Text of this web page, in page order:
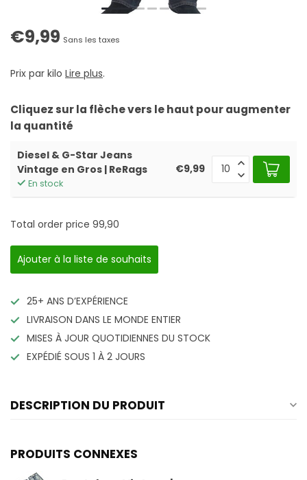
€9,99 Sans les taxes
Prix par kilo Lire plus.
Cliquez sur la flèche vers le haut pour augmenter
la quantité
Diesel & G-Star Jeans
Vintage en Gros | ReRags
En stock
€9,99
Total order price 99,90
Ajouter à la liste de souhaits
25+ ANS D’EXPÉRIENCE
LIVRAISON DANS LE MONDE ENTIER
MISES À JOUR QUOTIDIENNES DU STOCK
EXPÉDIÉ SOUS 1 À 2 JOURS
DESCRIPTION DU PRODUIT
PRODUITS CONNEXES